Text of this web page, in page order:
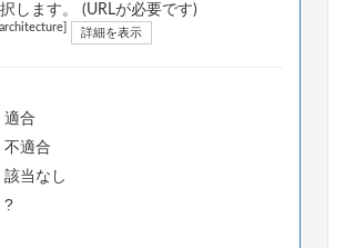
します。 (URLが必要です)
詳細を表示
適合
不適合
該当なし
?